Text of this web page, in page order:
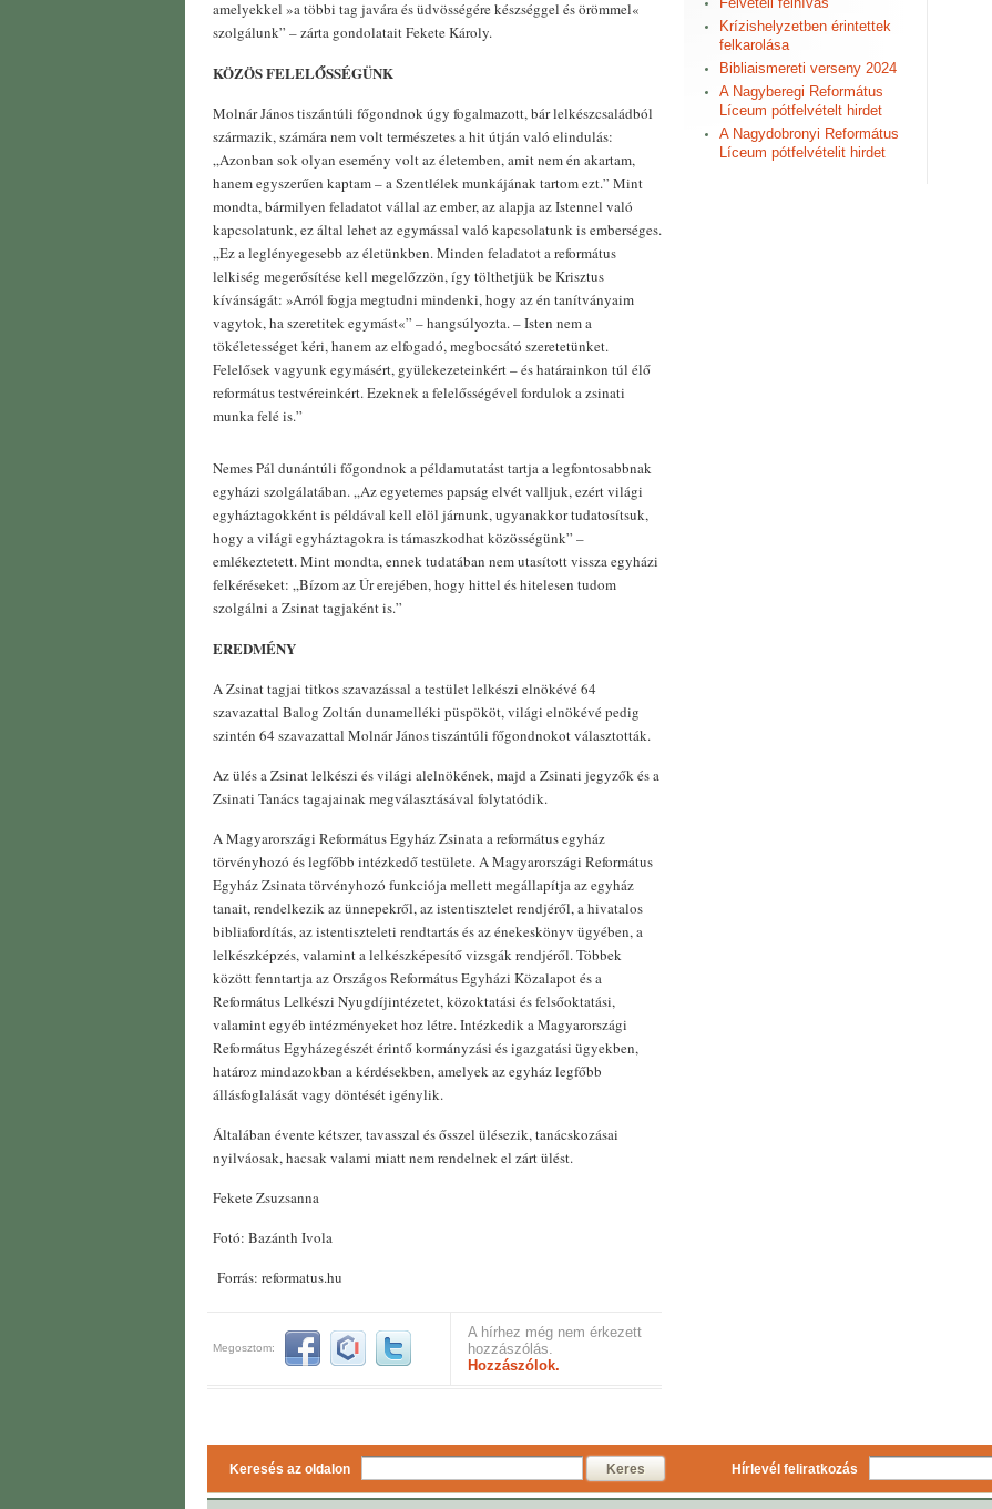
amelyekkel »a többi tag javára és üdvösségére készséggel és örömmel«
szolgálunk” – zárta gondolatait Fekete Károly.
KÖZÖS FELELŐSSÉGÜNK
Molnár János tiszántúli főgondnok úgy fogalmazott, bár lelkészcsaládból
származik, számára nem volt természetes a hit útján való elindulás:
„Azonban sok olyan esemény volt az életemben, amit nem én akartam,
hanem egyszerűen kaptam – a Szentlélek munkájának tartom ezt.” Mint
mondta, bármilyen feladatot vállal az ember, az alapja az Istennel való
kapcsolatunk, ez által lehet az egymással való kapcsolatunk is emberséges.
„Ez a leglényegesebb az életünkben. Minden feladatot a református
lelkiség megerősítése kell megelőzzön, így tölthetjük be Krisztus
kívánságát: »Arról fogja megtudni mindenki, hogy az én tanítványaim
vagytok, ha szeretitek egymást«” – hangsúlyozta. – Isten nem a
tökéletességet kéri, hanem az elfogadó, megbocsátó szeretetünket.
Felelősek vagyunk egymásért, gyülekezeteinkért – és határainkon túl élő
református testvéreinkért. Ezeknek a felelősségével fordulok a zsinati
munka felé is.”
Nemes Pál dunántúli főgondnok a példamutatást tartja a legfontosabbnak
egyházi szolgálatában. „Az egyetemes papság elvét valljuk, ezért világi
egyháztagokként is példával kell elöl járnunk, ugyanakkor tudatosítsuk,
hogy a világi egyháztagokra is támaszkodhat közösségünk” –
emlékeztetett. Mint mondta, ennek tudatában nem utasított vissza egyházi
felkéréseket: „Bízom az Úr erejében, hogy hittel és hitelesen tudom
szolgálni a Zsinat tagjaként is.”
EREDMÉNY
A Zsinat tagjai titkos szavazással a testület lelkészi elnökévé 64
szavazattal Balog Zoltán dunamelléki püspököt, világi elnökévé pedig
szintén 64 szavazattal Molnár János tiszántúli főgondnokot választották.
Az ülés a Zsinat lelkészi és világi alelnökének, majd a Zsinati jegyzők és a
Zsinati Tanács tagajainak megválasztásával folytatódik.
A Magyarországi Református Egyház Zsinata a református egyház
törvényhozó és legfőbb intézkedő testülete. A Magyarországi Református
Egyház Zsinata törvényhozó funkciója mellett megállapítja az egyház
tanait, rendelkezik az ünnepekről, az istentisztelet rendjéről, a hivatalos
bibliafordítás, az istentiszteleti rendtartás és az énekeskönyv ügyében, a
lelkészképzés, valamint a lelkészképesítő vizsgák rendjéről. Többek
között fenntartja az Országos Református Egyházi Közalapot és a
Református Lelkészi Nyugdíjintézetet, közoktatási és felsőoktatási,
valamint egyéb intézményeket hoz létre. Intézkedik a Magyarországi
Református Egyházegészét érintő kormányzási és igazgatási ügyekben,
határoz mindazokban a kérdésekben, amelyek az egyház legfőbb
állásfoglalását vagy döntését igénylik.
Általában évente kétszer, tavasszal és ősszel ülésezik, tanácskozásai
nyilváosak, hacsak valami miatt nem rendelnek el zárt ülést.
Fekete Zsuzsanna
Fotó: Bazánth Ivola
Forrás: reformatus.hu
Megosztom:
A hírhez még nem érkezett
hozzászólás.
Hozzászólok.
Krízishelyzetben érintettek
felkarolása
Bibliaismereti verseny 2024
A Nagyberegi Református
Líceum pótfelvételt hirdet
A Nagydobronyi Református
Líceum pótfelvételit hirdet
Keresés az oldalon Keres Hírlevél feliratkozás